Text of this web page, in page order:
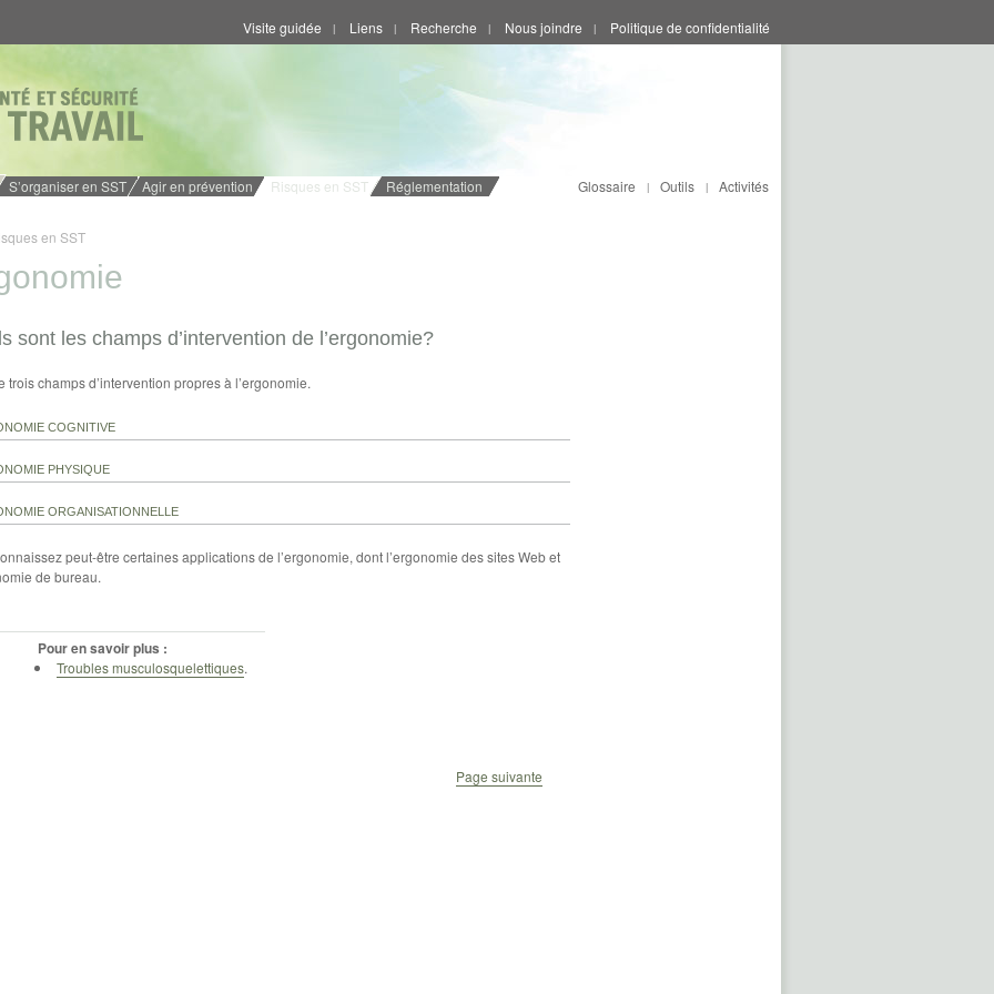
Visite guidée | Liens | Recherche | Nous joindre | Politique de confidentialité
S’organiser en SST Agir en prévention Risques en SST Réglementation Activités
Outils |
Glossaire |
en SST
sont les champs d’intervention de l’ergonomie?
trois champs d’intervention propres à l’ergonomie.
COGNITIVE
PHYSIQUE
ORGANISATIONNELLE
peut-être certaines applications de l’ergonomie, dont l’ergonomie des sites Web et
de bureau.
Pour en savoir plus :
Troubles musculosquelettiques.
Page suivante